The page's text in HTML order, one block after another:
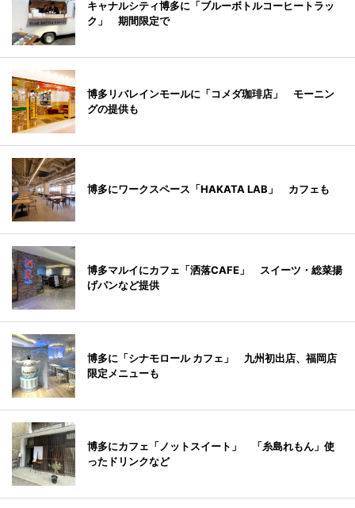
キャナルシティ博多に「ブルーボトルコーヒートラッ
ク」 期間限定で
博多リバレインモールに「コメダ珈琲店」 モーニン
グの提供も
博多にワークスペース「HAKATA LAB」 カフェも
博多マルイにカフェ「洒落CAFE」 スイーツ・総菜揚
げパンなど提供
博多に「シナモロール カフェ」 九州初出店、福岡店
限定メニューも
博多にカフェ「ノットスイート」 「糸島れもん」使
ったドリンクなど